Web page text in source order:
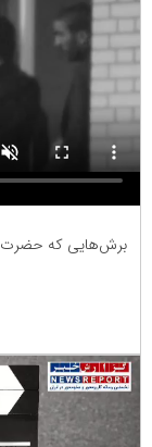
برش‌هایی كه حضرت